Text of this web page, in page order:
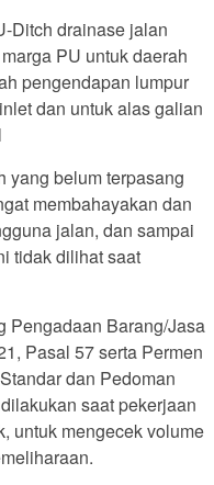
Ditch drainase jalan
PU untuk daerah
pengendapan lumpur
dan untuk alas galian
yang belum terpasang
membahayakan dan
jalan, dan sampai
tidak dilihat saat
Pengadaan Barang/Jasa
Pasal 57 serta Permen
dan Pedoman
saat pekerjaan
untuk mengecek volume